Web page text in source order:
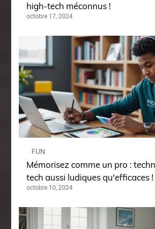
high-tech méconnus !
octobre 17, 2024
FUN
Mémorisez comme un pro :
tech aussi ludiques qu'efficaces !
octobre 10, 2024